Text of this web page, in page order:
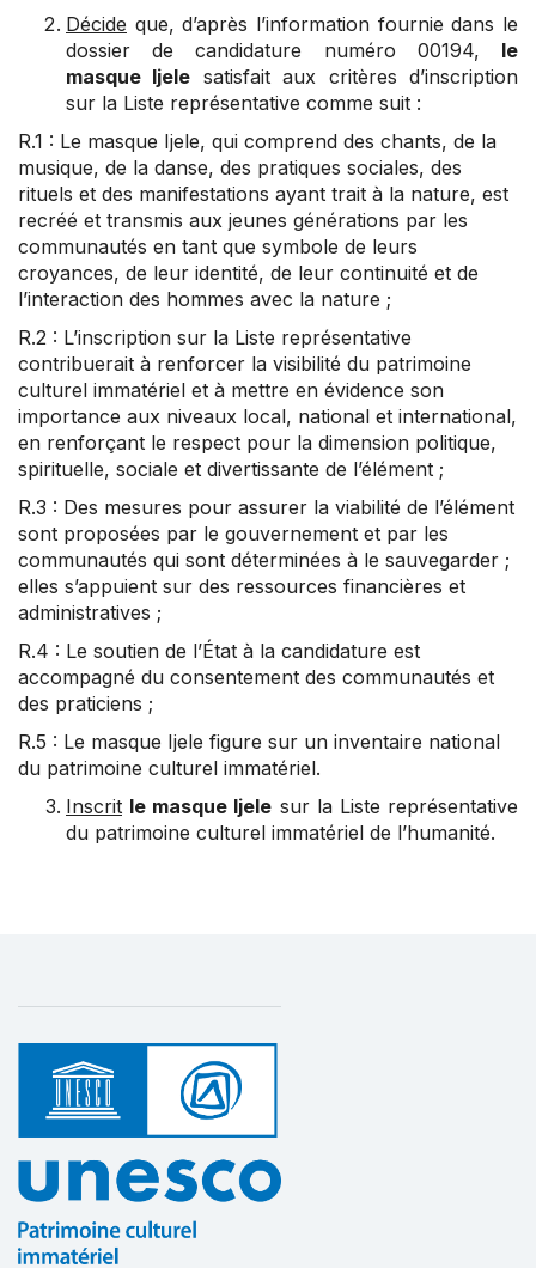
Décide que, d’après l’information fournie dans le
dossier de candidature numéro 00194, le
masque Ijele satisfait aux critères d’inscription
sur la Liste représentative comme suit :
R.1 : Le masque Ijele, qui comprend des chants, de la
musique, de la danse, des pratiques sociales, des
rituels et des manifestations ayant trait à la nature, est
recréé et transmis aux jeunes générations par les
communautés en tant que symbole de leurs
croyances, de leur identité, de leur continuité et de
l’interaction des hommes avec la nature ;
R.2 : L’inscription sur la Liste représentative
contribuerait à renforcer la visibilité du patrimoine
culturel immatériel et à mettre en évidence son
importance aux niveaux local, national et international,
en renforçant le respect pour la dimension politique,
spirituelle, sociale et divertissante de l’élément ;
R.3 : Des mesures pour assurer la viabilité de l’élément
sont proposées par le gouvernement et par les
communautés qui sont déterminées à le sauvegarder ;
elles s’appuient sur des ressources financières et
administratives ;
R.4 : Le soutien de l’État à la candidature est
accompagné du consentement des communautés et
des praticiens ;
R.5 : Le masque Ijele figure sur un inventaire national
du patrimoine culturel immatériel.
Inscrit le masque Ijele sur la Liste représentative
du patrimoine culturel immatériel de l’humanité.